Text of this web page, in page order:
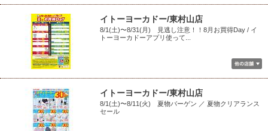
イトーヨーカドー/東村山店
8/1(土)〜8/31(月) 見逃し注意！！8月お買得Day / イ
トーヨーカドーアプリ使って...
イトーヨーカドー/東村山店
8/1(土)〜8/11(火) 夏物バーゲン ／ 夏物クリアランス
セール